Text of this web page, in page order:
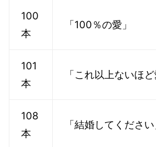
100
本
「100％の愛」
101
本
「これ以上ないほ
108
本
「結婚してください